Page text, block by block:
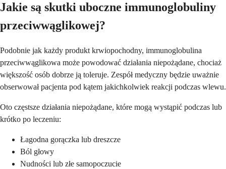
Jakie są skutki uboczne immunoglobuliny
przeciwwąglikowej?
Podobnie jak każdy produkt krwiopochodny, immunoglobulina
przeciwwąglikowa może powodować działania niepożądane, chociaż
większość osób dobrze ją toleruje. Zespół medyczny będzie uważnie
obserwował pacjenta pod kątem jakichkolwiek reakcji podczas wlewu.
Oto częstsze działania niepożądane, które mogą wystąpić podczas lub
krótko po leczeniu:
Łagodna gorączka lub dreszcze
Ból głowy
Nudności lub złe samopoczucie